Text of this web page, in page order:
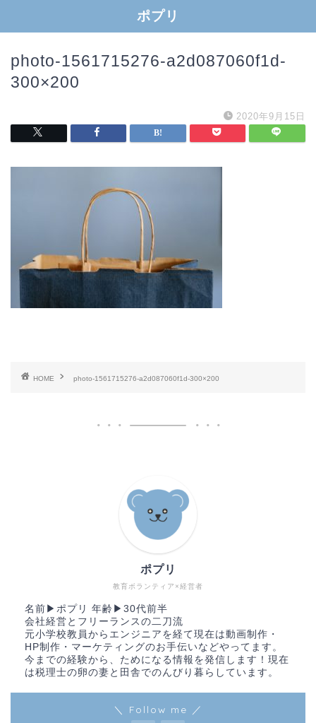
ポプリ
photo-1561715276-a2d087060f1d-
300×200
2020年9月15日
HOME photo-1561715276-a2d087060f1d-300×200
教育ボランティア×経営者
ポプリ
名前▶︎ポプリ 年齢▶︎30代前半
会社経営とフリーランスの二刀流
元小学校教員からエンジニアを経て現在は動画制作・
HP制作・マーケティングのお手伝いなどやってます。
今までの経験から、ためになる情報を発信します！現在
は税理士の卵の妻と田舎でのんびり暮らしています。
＼ Follow me ／